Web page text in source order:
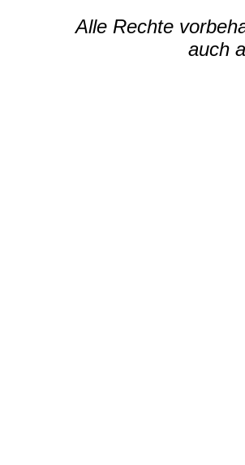
Alle Rechte
auch